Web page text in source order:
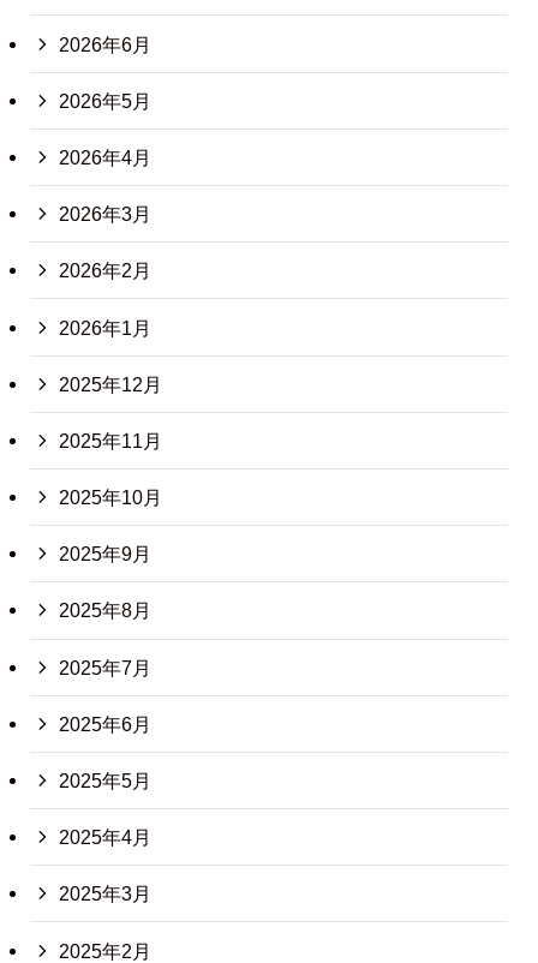
2026年6月
2026年5月
2026年4月
2026年3月
2026年2月
2026年1月
2025年12月
2025年11月
2025年10月
2025年9月
2025年8月
2025年7月
2025年6月
2025年5月
2025年4月
2025年3月
2025年2月